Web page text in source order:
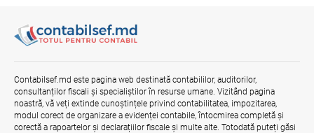
Contabilsef.md este pagina web destinată contabililor, auditorilor,
consultanților fiscali și specialiștilor în resurse umane. Vizitând pagina
noastră, vă veți extinde cunoștințele privind contabilitatea, impozitarea,
modul corect de organizare a evidenței contabile, întocmirea completă și
corectă a rapoartelor și declarațiilor fiscale și multe alte. Totodată puteți găsi